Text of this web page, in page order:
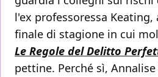
l'ex professoressa
finale di stagione in cui
Le Regole del Delitto
pettine. Perché sì,